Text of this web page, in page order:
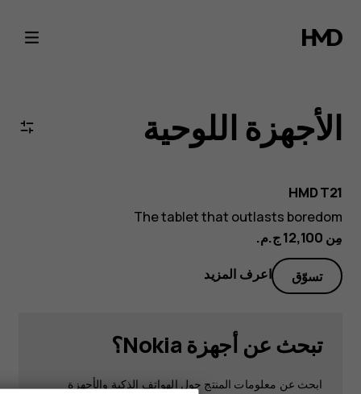
الأجهزة
اللوحية
الأجهزة اللوحية
HMD T21
The tablet that outlasts boredom
مِن ‏12,100 ج.م.‏
تسوّق اعرف المزيد
تبحث عن أجهزة Nokia؟
ابحث عن معلومات المنتج حول الهواتف الذكية والأجهزة